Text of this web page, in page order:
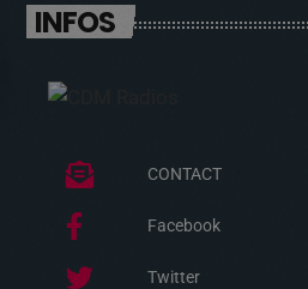
INFOS
CONTACT
Facebook
Twitter